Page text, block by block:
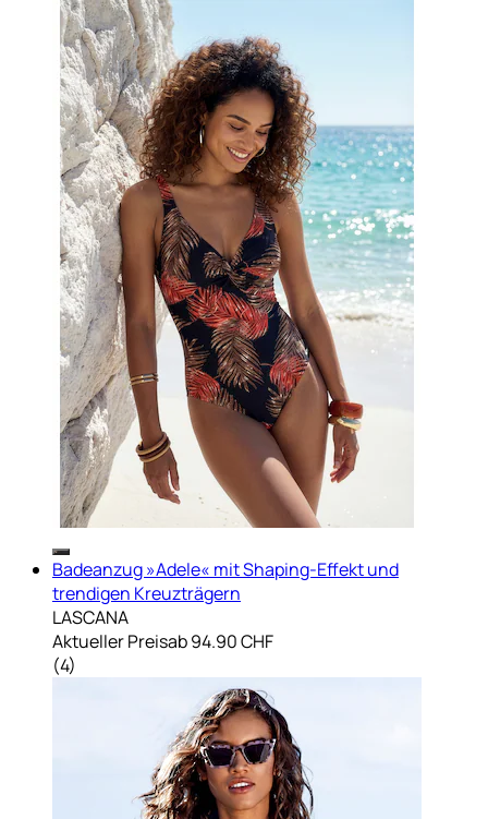
Badeanzug »Adele« mit Shaping-Effekt und
trendigen Kreuzträgern
LASCANA
Aktueller Preisab94.90 CHF
(4)